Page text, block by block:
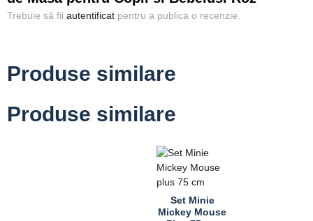
Trebuie să fii autentificat pentru a publica o recenzie.
Produse similare
Produse similare
Set Minie
Mickey Mouse